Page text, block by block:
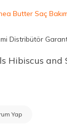
Butter Saç
Distribütör
Hibiscus and
Yap